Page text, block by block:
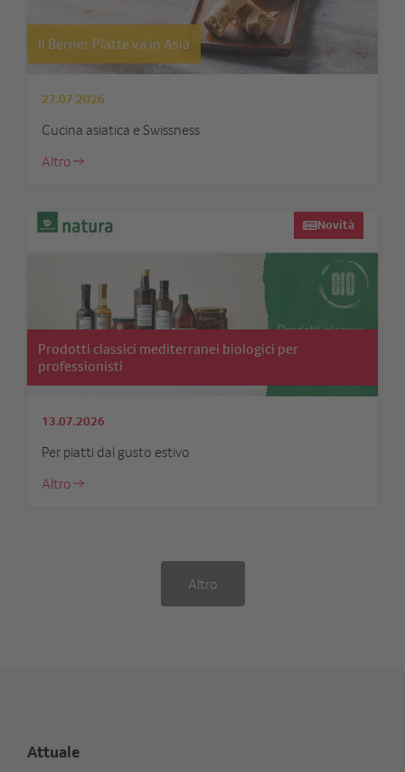
Il Berner Platte va in Asia
27.07.2026
Cucina asiatica e Swissness
Altro
Novità
Prodotti classici mediterranei biologici per
professionisti
13.07.2026
Per piatti dal gusto estivo
Altro
Altro
Attuale